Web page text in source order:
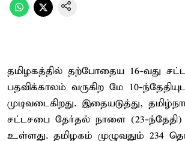
தமிழகத்தில் தற்போதைய 16-வது
பதவிக்காலம் வருகிற மே 10-
முடிவடைகிறது. இதையடுத்து,
சட்டசபை தேர்தல் நாளை (23-
உள்ளது. தமிழகம் முழுவதும் 234